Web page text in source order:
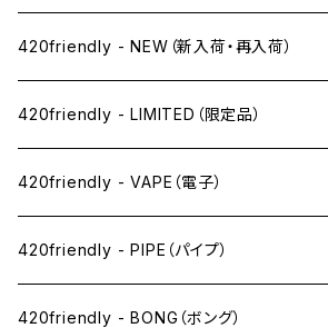
420friendly - NEW（新入荷・再入荷）
420friendly - LIMITED（限定品）
420friendly - VAPE（電子）
ペン下
ニコパフ系
420friendly - PIPE（パイプ）
420friendly - BONG（ボング）